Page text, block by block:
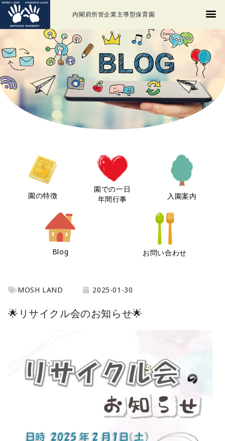
内閣府所管企業主導型保育園
園の特徴
園での一日
年間行事
入園案内
Blog お問い合わせ
MOSH LAND 2025-01-30
🌟リサイクル会のお知らせ🌟